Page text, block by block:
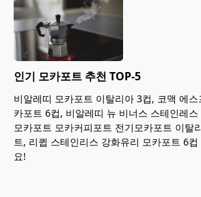
인기 모카포트 추천 TOP-5
비알레띠 모카포트 이탈리아 3컵, 코맥 에
카포트 6컵, 비알레띠 뉴 비너스 스테인레
모카포트 모카커피포트 전기모카포트 이탈
트, 리큅 스테인리스 강화유리 모카포트 6
요!